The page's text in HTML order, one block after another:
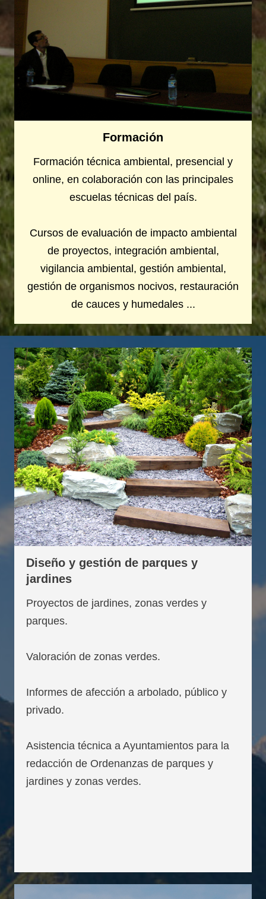
Formación
Formación técnica ambiental, presencial y
online, en colaboración con las principales
escuelas técnicas del país.
Cursos de evaluación de impacto ambiental
de proyectos, integración ambiental,
vigilancia ambiental, gestión ambiental,
gestión de organismos nocivos, restauración
de cauces y humedales ...
Diseño y gestión de parques y
jardines
Proyectos de jardines, zonas verdes y
parques.
Valoración de zonas verdes.
Informes de afección a arbolado, público y
privado.
Asistencia técnica a Ayuntamientos para la
redacción de Ordenanzas de parques y
jardines y zonas verdes.